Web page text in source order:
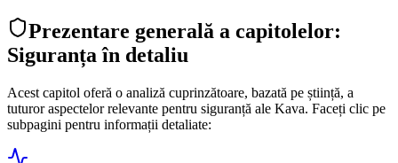
Prezentare generală a capitolelor:
Siguranța în detaliu
Acest capitol oferă o analiză cuprinzătoare, bazată pe știință, a
tuturor aspectelor relevante pentru siguranță ale Kava. Faceți clic pe
subpagini pentru informații detaliate: